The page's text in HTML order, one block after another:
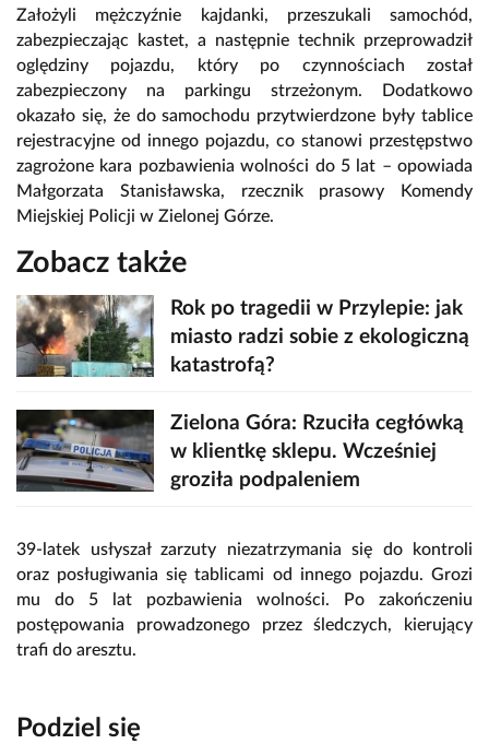
Założyli mężczyźnie kajdanki, przeszukali samochód,
zabezpieczając kastet, a następnie technik przeprowadził
oględziny pojazdu, który po czynnościach został
zabezpieczony na parkingu strzeżonym. Dodatkowo
okazało się, że do samochodu przytwierdzone były tablice
rejestracyjne od innego pojazdu, co stanowi przestępstwo
zagrożone kara pozbawienia wolności do 5 lat – opowiada
Małgorzata Stanisławska, rzecznik prasowy Komendy
Miejskiej Policji w Zielonej Górze.
Zobacz także
Rok po tragedii w Przylepie: jak
miasto radzi sobie z ekologiczną
katastrofą?
Zielona Góra: Rzuciła cegłówką
w klientkę sklepu. Wcześniej
groziła podpaleniem
39-latek usłyszał zarzuty niezatrzymania się do kontroli
oraz posługiwania się tablicami od innego pojazdu. Grozi
mu do 5 lat pozbawienia wolności. Po zakończeniu
postępowania prowadzonego przez śledczych, kierujący
trafi do aresztu.
Podziel się